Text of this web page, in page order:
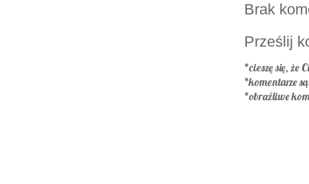
Brak
Prześlij
*cieszę się, że
*komentarze
*obraźliwe